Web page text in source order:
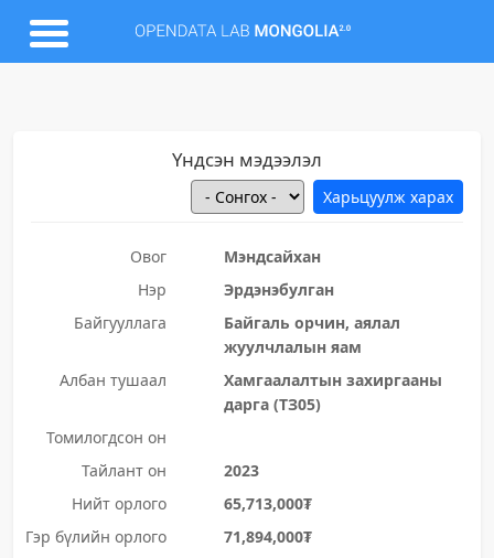
Үндсэн мэдээлэл
Овог
Мэндсайхан
Нэр
Эрдэнэбулган
Байгууллага
Байгаль орчин, аялал
жуулчлалын яам
Албан тушаал
Хамгаалалтын захиргааны
дарга (ТЗ05)
Томилогдсон он
Тайлант он
2023
Нийт орлого
65,713,000₮
Гэр бүлийн орлого
71,894,000₮